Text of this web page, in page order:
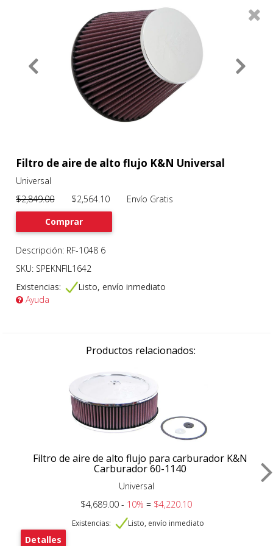
Services
Productos Filtros 0
Previous
Filtro de aire de alto flujo K&N Universal
Universal
$2,849.00$2,564.10 Envío Gratis
Comprar
Descripción: RF-1048 6
SKU: SPEKNFIL1642
Existencias:
Listo, envío inmediato
Ayuda
Productos relacionados:
Filtro de aire de alto flujo para carburador K&N
Carburador 60-1140
Universal
$4,689.00 - 10%= $4,220.10
Existencias: Listo, envío inmediato
Detalles